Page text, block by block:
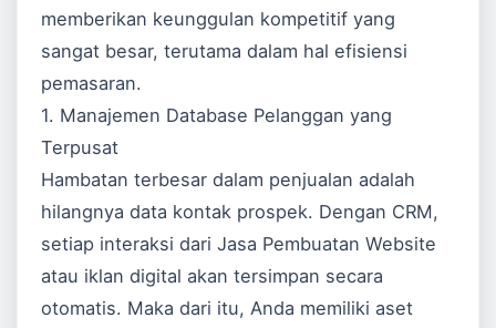
memberikan keunggulan kompetitif yang
sangat besar, terutama dalam hal efisiensi
pemasaran.
1. Manajemen Database Pelanggan yang
Terpusat
Hambatan terbesar dalam penjualan adalah
hilangnya data kontak prospek. Dengan CRM,
setiap interaksi dariJasa Pembuatan Website
atau iklan digital akan tersimpan secara
otomatis. Maka dari itu, Anda memiliki aset